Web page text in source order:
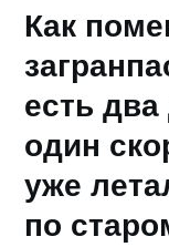
Как
есть
один
уже
по